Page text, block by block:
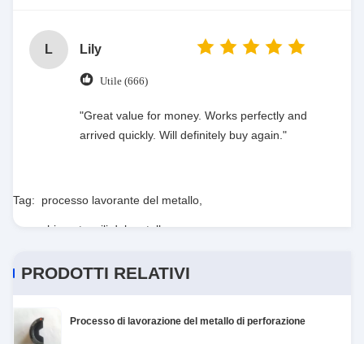
L Lily
Utile (666)
"Great value for money. Works perfectly and
arrived quickly. Will definitely buy again."
Tag: processo lavorante del metallo
macchine utensili del metallo
PRODOTTI RELATIVI
Processo di lavorazione del metallo di perforazione